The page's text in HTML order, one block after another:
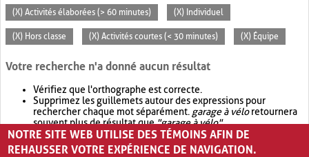
(X) Activités élaborées (> 60 minutes) (X) Individuel
(X) Hors classe (X) Activités courtes (< 30 minutes) (X) Équipe
Votre recherche n'a donné aucun résultat
Vérifiez que l'orthographe est correcte.
Supprimez les guillemets autour des expressions pour
rechercher chaque mot séparément. garage à véloretournera
souvent plus de résultat que"garage à vélo".
Envisagez d'élargir votre recherche avec OR.garage OR vélo
retournera souvent plus de résultat quegarage à vélo
NOTRE SITE WEB UTILISE DES TÉMOINS AFIN DE
REHAUSSER VOTRE EXPÉRIENCE DE NAVIGATION.